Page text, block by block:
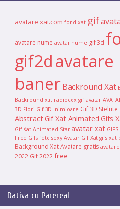
avatare xat.com fond xat gif
avatare nume avatar nume gif 3d
gif2davatare
banerBackround Xat
Backround xat radiocox gif avatar
3D Flori Gif 3D Inimioare Gif 3D Stelute
AbstractGif Xat Animated Gifs
Gif Xat Animated Star avatar xat GIFS
Free Gifs fete sexy Avatar Gif Xat gifs xat
Background XatAvatare gratis avatare
2022 Gif 2022free
Dativa cu Parerea!